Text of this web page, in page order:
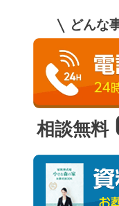
どんな
相談無料